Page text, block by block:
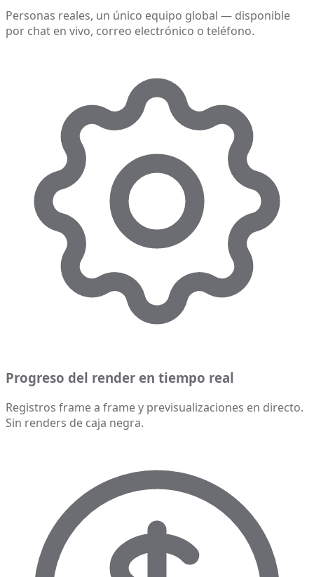
Personas reales, un único equipo global — disponible
por chat en vivo, correo electrónico o teléfono.
Progreso del render en tiempo real
Registros frame a frame y previsualizaciones en directo.
Sin renders de caja negra.